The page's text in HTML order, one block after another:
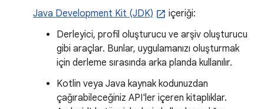
Java Development Kit (JDK)
içeriği:
Derleyici, profil oluşturucu ve arşiv oluşturucu
gibi araçlar. Bunlar, uygulamanızı oluşturmak
için derleme sırasında arka planda kullanılır.
Kotlin veya Java kaynak kodunuzdan
çağırabileceğiniz API'ler içeren kitaplıklar.